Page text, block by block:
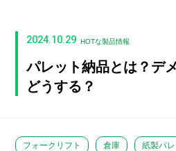
2024.10.29 HOTな製品情報
パレット納品とは？デ
どうする？
フォークリフト 倉庫 紙製パレ